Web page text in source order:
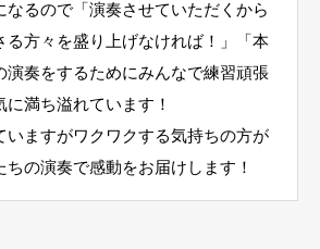
なるので「演奏させていただくから
る方々を盛り上げなければ！」「本
演奏をするためにみんなで練習頑張
満ち溢れています！
いますがワクワクする気持ちの方が
ちの演奏で感動をお届けします！